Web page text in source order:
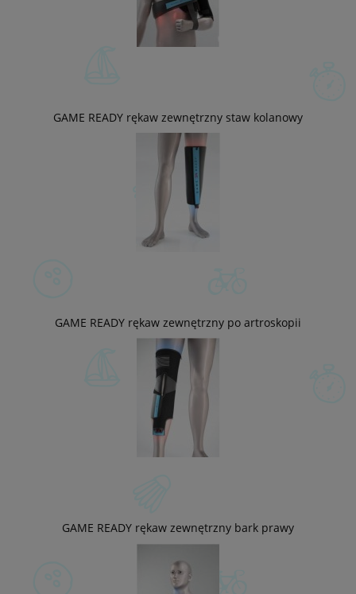
GAME READY rękaw zewnętrzny staw kolanowy
GAME READY rękaw zewnętrzny po artroskopii
GAME READY rękaw zewnętrzny bark prawy